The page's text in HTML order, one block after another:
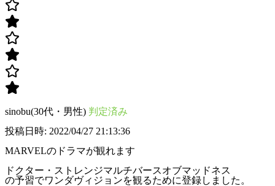
sinobu(30代・男性) 判定済み
投稿日時: 2022/04/27 21:13:36
MARVELのドラマが観れます
ドクター・ストレンジマルチバースオブマッドネス
の予習でワンダヴィジョンを観るために登録しました。